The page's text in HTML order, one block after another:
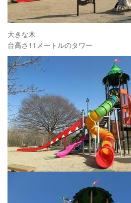
大きな木 ４
台高さ11メートルのタワー